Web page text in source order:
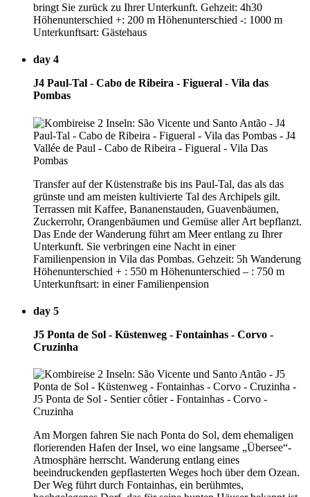
bringt Sie zurück zu Ihrer Unterkunft. Gehzeit: 4h30
Höhenunterschied +: 200 m Höhenunterschied -: 1000 m
Unterkunftsart: Gästehaus
day 4
J4 Paul-Tal - Cabo de Ribeira - Figueral - Vila das
Pombas
Transfer auf der Küstenstraße bis ins Paul-Tal, das als das
grünste und am meisten kultivierte Tal des Archipels gilt.
Terrassen mit Kaffee, Bananenstauden, Guavenbäumen,
Zuckerrohr, Orangenbäumen und Gemüse aller Art bepflanzt.
Das Ende der Wanderung führt am Meer entlang zu Ihrer
Unterkunft. Sie verbringen eine Nacht in einer
Familienpension in Vila das Pombas. Gehzeit: 5h Wanderung
Höhenunterschied + : 550 m Höhenunterschied – : 750 m
Unterkunftsart: in einer Familienpension
day 5
J5 Ponta de Sol - Küstenweg - Fontainhas - Corvo -
Cruzinha
Am Morgen fahren Sie nach Ponta do Sol, dem ehemaligen
florierenden Hafen der Insel, wo eine langsame „Übersee“-
Atmosphäre herrscht. Wanderung entlang eines
beeindruckenden gepflasterten Weges hoch über dem Ozean.
Der Weg führt durch Fontainhas, ein berühmtes,